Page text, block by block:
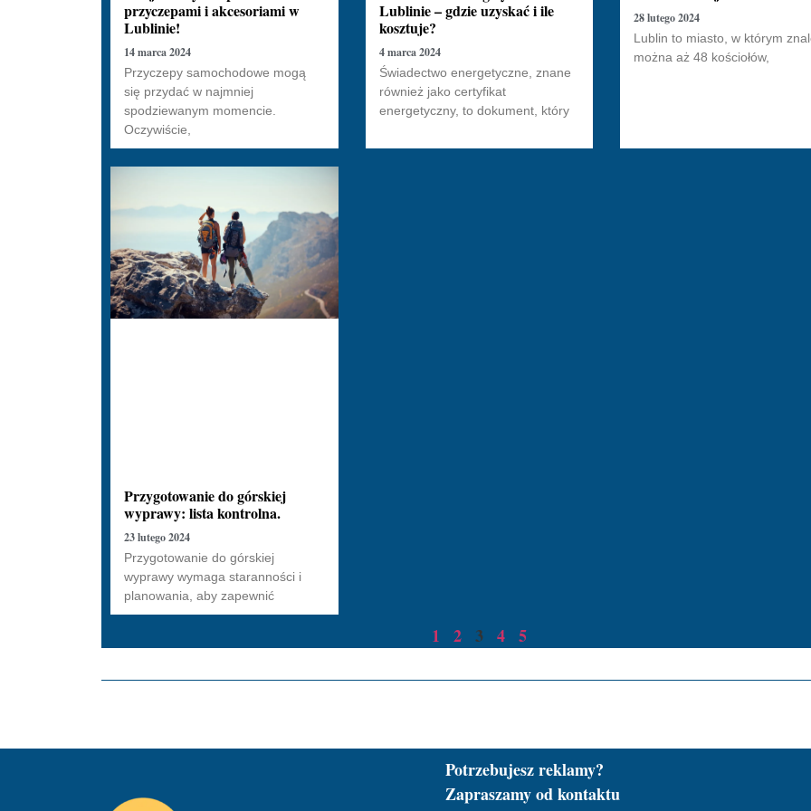
przyczepami i akcesoriami w
Lublinie!
14 marca 2024
Przyczepy samochodowe mogą
się przydać w najmniej
spodziewanym momencie.
Oczywiście,
Lublinie – gdzie uzyskać i ile
kosztuje?
4 marca 2024
Świadectwo energetyczne, znane
również jako certyfikat
energetyczny, to dokument, który
28 lutego 2024
Lublin to miasto, w którym
można aż 48 kościołów,
Przygotowanie do górskiej
wyprawy: lista kontrolna.
23 lutego 2024
Przygotowanie do górskiej
wyprawy wymaga staranności i
planowania, aby zapewnić
1 2 3 4 5
Potrzebujesz reklamy?
Zapraszamy od kontaktu